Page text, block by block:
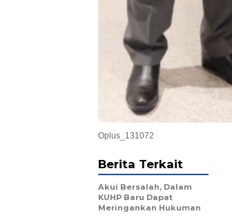
Oplus_131072
Berita Terkait
Akui Bersalah, Dalam
KUHP Baru Dapat
Meringankan Hukuman